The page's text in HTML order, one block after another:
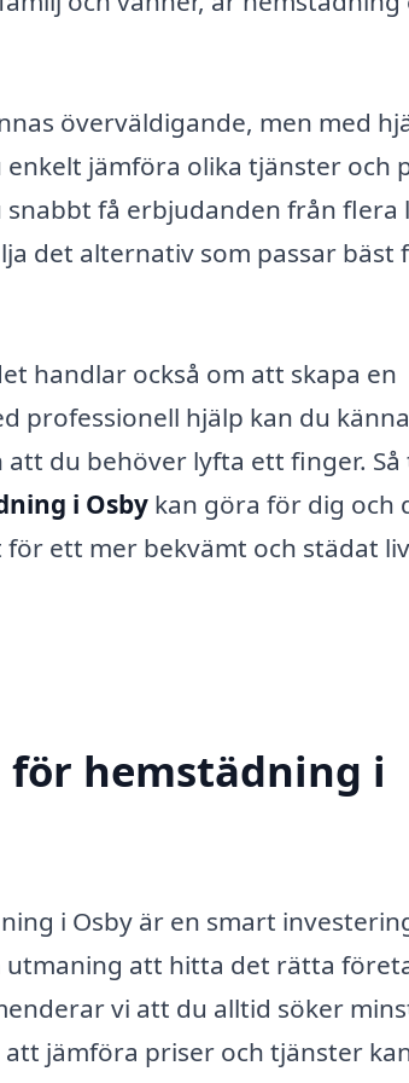
överväldigande, men med
jämföra olika tjänster och
få erbjudanden från flera
det alternativ som passar bäst
handlar också om att skapa en
professionell hjälp kan du
du behöver lyfta ett finger. Så
i Osby kan göra för dig och
ett mer bekvämt och städat
hemstädning i
i Osby är en smart
utmaning att hitta det rätta
vi att du alltid söker
jämföra priser och tjänster